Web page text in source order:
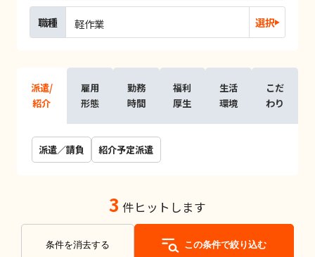
職種 軽作業 選択
派遣/
紹介
雇用
形態
勤務
時間
福利
厚生
生活
環境
こだ
わり
派遣／請負 紹介予定派遣
3 件ヒットします
条件を消去する この条件で絞り込む